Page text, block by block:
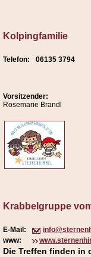
Kolpingfamilie
Telefon: 06135 3794
Vorsitzender:
Rosemarie Brandl
Krabbelgruppe
E-Mail:
www:
Die Treffen finden in